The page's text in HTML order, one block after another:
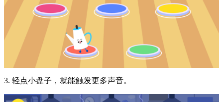
3. 轻点小盘子，就能触发更多声音。